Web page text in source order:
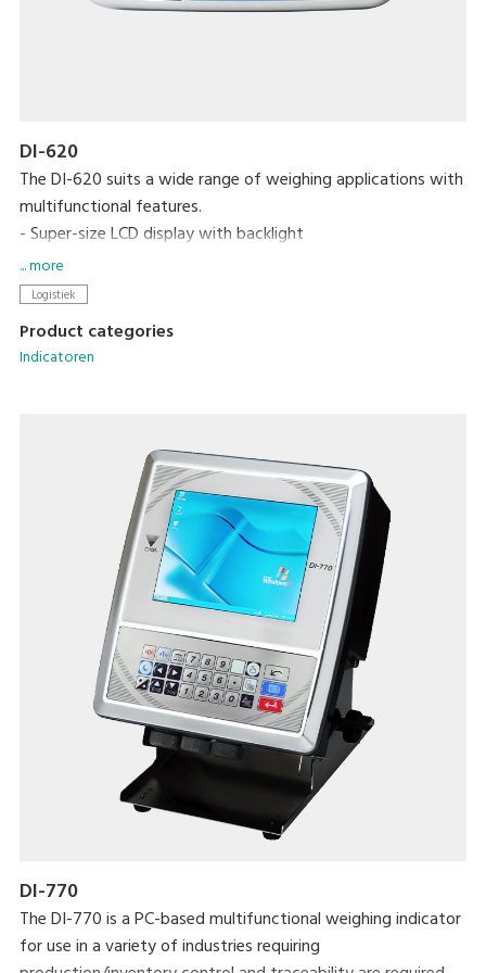
DI-620
The DI-620 suits a wide range of weighing applications with
multifunctional features.
- Super-size LCD display with backlight
- High internal resolution of 1/300,000. with display
resolution of up to 1/15,000
- Optional dot matrix printer
- RS-232C/USB/set point interface
... more
Logistiek
Product categories
Indicatoren
DI-770
The DI-770 is a PC-based multifunctional weighing indicator
for use in a variety of industries requiring